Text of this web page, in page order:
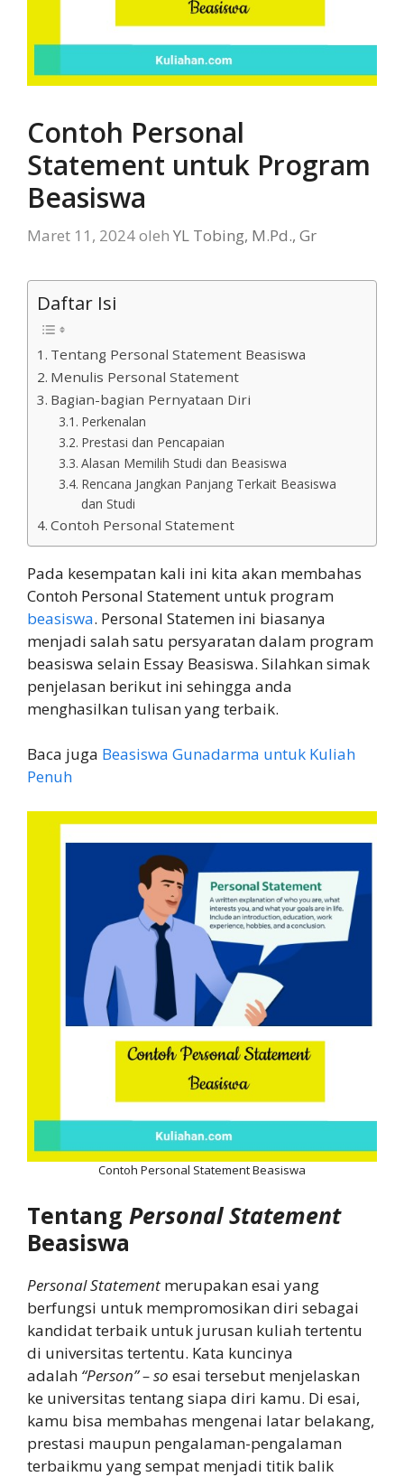
Contoh Personal
Statement untuk Program
Beasiswa
Maret 11, 2024oleh YL Tobing, M.Pd., Gr
Daftar Isi
Tentang Personal Statement Beasiswa
Menulis Personal Statement
Bagian-bagian Pernyataan Diri
Perkenalan
Prestasi dan Pencapaian
Alasan Memilih Studi dan Beasiswa
Rencana Jangkan Panjang Terkait Beasiswa
dan Studi
Contoh Personal Statement
Pada kesempatan kali ini kita akan membahas
Contoh Personal Statement untuk program
beasiswa. Personal Statemen ini biasanya
menjadi salah satu persyaratan dalam program
beasiswa selain Essay Beasiswa. Silahkan simak
penjelasan berikut ini sehingga anda
menghasilkan tulisan yang terbaik.
Baca juga Beasiswa Gunadarma untuk Kuliah
Penuh
Contoh Personal Statement Beasiswa
Tentang Personal Statement
Beasiswa
Personal Statement merupakan esai yang
berfungsi untuk mempromosikan diri sebagai
kandidat terbaik untuk jurusan kuliah tertentu
di universitas tertentu. Kata kuncinya
adalah “Person” – so esai tersebut menjelaskan
ke universitas tentang siapa diri kamu. Di esai,
kamu bisa membahas mengenai latar belakang,
prestasi maupun pengalaman-pengalaman
terbaikmu yang sempat menjadi titik balik